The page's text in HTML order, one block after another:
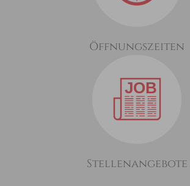
Öffnungszeiten
Stellenangebote